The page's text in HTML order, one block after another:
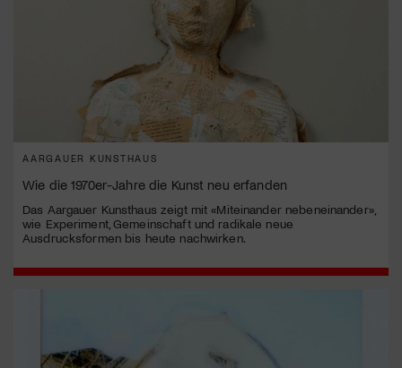
AARGAUER KUNSTHAUS
Wie die 1970er-Jahre die Kunst neu erfanden
Das Aargauer Kunsthaus zeigt mit «Miteinander nebeneinander»,
wie Experiment, Gemeinschaft und radikale neue
Ausdrucksformen bis heute nachwirken.